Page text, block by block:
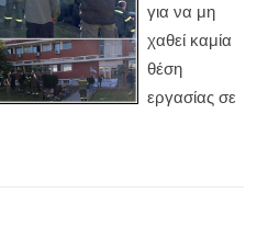
για να μη
χαθεί καμία
θέση
εργασίας σε